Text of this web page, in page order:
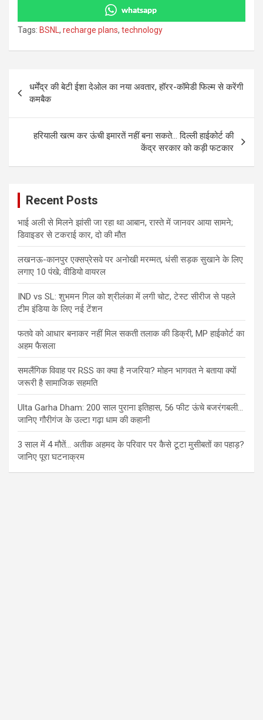
whatsapp
Tags: BSNL , recharge plans, technology
Post
navigation
धर्मेंद्र की बेटी ईशा देओल का नया अवतार, हॉरर-कॉमेडी फिल्म से करेंगी
कमबैक
हरियाली खत्म कर ऊंची इमारतें नहीं बना सकते… दिल्ली हाईकोर्ट की
केंद्र सरकार को कड़ी फटकार
Recent Posts
भाई अली से मिलने झांसी जा रहा था आबान, रास्ते में जानवर आया सामने;
डिवाइडर से टकराई कार, दो की मौत
लखनऊ-कानपुर एक्सप्रेसवे पर अनोखी मरम्मत, धंसी सड़क सुखाने के लिए
लगाए 10 पंखे; वीडियो वायरल
IND vs SL: शुभमन गिल को श्रीलंका में लगी चोट, टेस्ट सीरीज से पहले
टीम इंडिया के लिए नई टेंशन
फतवे को आधार बनाकर नहीं मिल सकती तलाक की डिक्री, MP हाईकोर्ट का
अहम फैसला
समलैंगिक विवाह पर RSS का क्या है नजरिया? मोहन भागवत ने बताया क्यों
जरूरी है सामाजिक सहमति
Ulta Garha Dham: 200 साल पुराना इतिहास, 56 फीट ऊंचे बजरंगबली…
जानिए गौरीगंज के उल्टा गढ़ा धाम की कहानी
3 साल में 4 मौतें… अतीक अहमद के परिवार पर कैसे टूटा मुसीबतों का पहाड़?
जानिए पूरा घटनाक्रम